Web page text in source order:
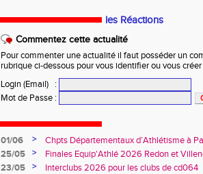
les Réactions
Commentez cette actualité
Pour commenter une actualité il faut posséder un
rubrique ci-dessous pour vous identifier ou vous
Login (Email)
:
Mot de Passe :
01/06 >
Chpts Départementaux d’Athlétisme à
Toulouse
25/05 >
Finales Equip'Athlé 2026 Redon et
23/05
>
Interclubs 2026 pour les clubs de cd064